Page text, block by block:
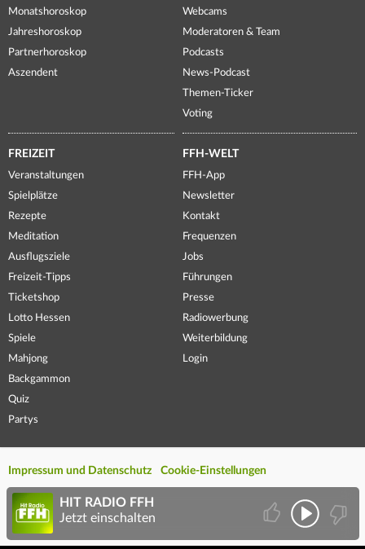
Monatshoroskop
Jahreshoroskop
Partnerhoroskop
Aszendent
Webcams
Moderatoren & Team
Podcasts
News-Podcast
Themen-Ticker
Voting
FREIZEIT
Veranstaltungen
Spielplätze
Rezepte
Meditation
Ausflugsziele
Freizeit-Tipps
Ticketshop
Lotto Hessen
Spiele
Mahjong
Backgammon
Quiz
Partys
FFH-WELT
FFH-App
Newsletter
Kontakt
Frequenzen
Jobs
Führungen
Presse
Radiowerbung
Weiterbildung
Login
Impressum und Datenschutz Cookie-Einstellungen
HIT RADIO FFH
Jetzt einschalten